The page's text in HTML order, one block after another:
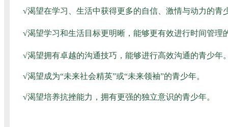
√渴望在学习、生活中获得更多的自信、激情与动力的青
√渴望学习和生活目标更明晰，能够更有效进行时间管理
√渴望拥有卓越的沟通技巧，能够进行高效沟通的青少年
√渴望成为“未来社会精英”或“未来领袖”的青少年。
√渴望培养抗挫能力，拥有更强的独立意识的青少年。